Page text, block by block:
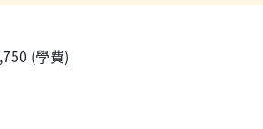
(學費)